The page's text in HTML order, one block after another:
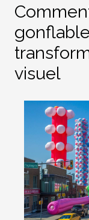
visuel